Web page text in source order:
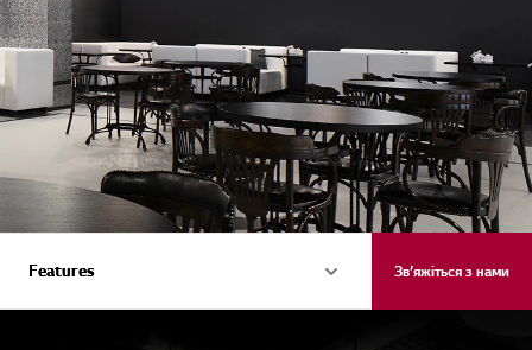
Features
Features Зв’яжіться з нами